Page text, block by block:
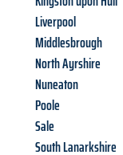
Liverpool
Middlesbrough
North Ayrshire
Nuneaton
Poole
Sale
South Lanarkshire